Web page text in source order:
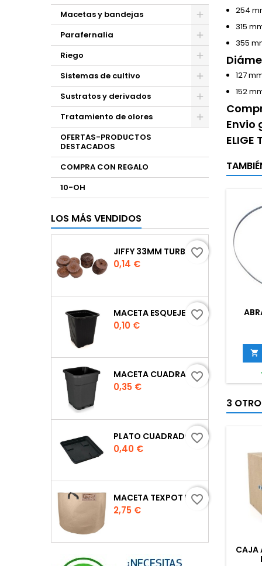
Macetas y bandejas
Parafernalia
Riego
Sistemas de cultivo
Sustratos y derivados
Tratamiento de olores
OFERTAS-PRODUCTOS
DESTACADOS
COMPRA CON REGALO
10-OH
LOS MÁS VENDIDOS
JIFFY 33MM TURBA
Precio
0,14 €
favorite_border
MACETA ESQUEJE 7X7X8 CM.
Precio
0,10 €
favorite_border
MACETA CUADRADA NEGRA
Precio
0,35 €
favorite_border
PLATO CUADRADO PARA MACETA
Precio
0,40 €
favorite_border
MACETA TEXPOT URBAN COLOR ARENA
Precio
2,75 €
favorite_border
254
315
355
127
152
Envio
ELIGE

3
CAJA